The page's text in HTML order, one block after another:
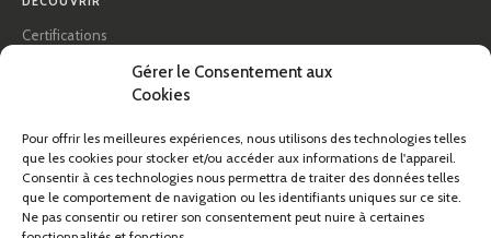
Gérer le Consentement aux
Cookies
Pour offrir les meilleures expériences, nous utilisons des technologies telles
que les cookies pour stocker et/ou accéder aux informations de l'appareil.
Consentir à ces technologies nous permettra de traiter des données telles
que le comportement de navigation ou les identifiants uniques sur ce site.
Ne pas consentir ou retirer son consentement peut nuire à certaines
Certifications
Conseils et guides pratiques
À propos de Pastidea
AIDE
FAQ et assistance